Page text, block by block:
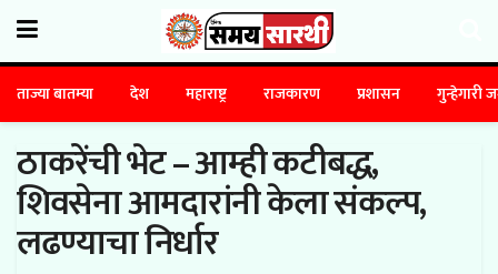
ताज्या बातम्या देश महाराष्ट्र राजकारण प्रशासन गुन्हेगारी
ठाकरेंची भेट – आम्ही कटीबद्ध,
शिवसेना आमदारांनी केला संकल्प,
लढण्याचा निर्धार